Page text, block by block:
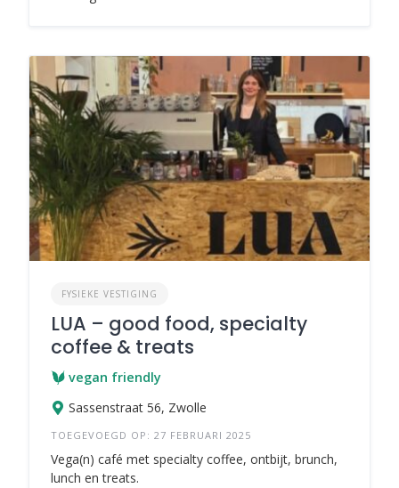
FYSIEKE VESTIGING
LUA – good food, specialty
coffee & treats
vegan friendly
Sassenstraat 56, Zwolle
TOEGEVOEGD OP: 27 FEBRUARI 2025
Vega(n) café met specialty coffee, ontbijt, brunch,
lunch en treats.